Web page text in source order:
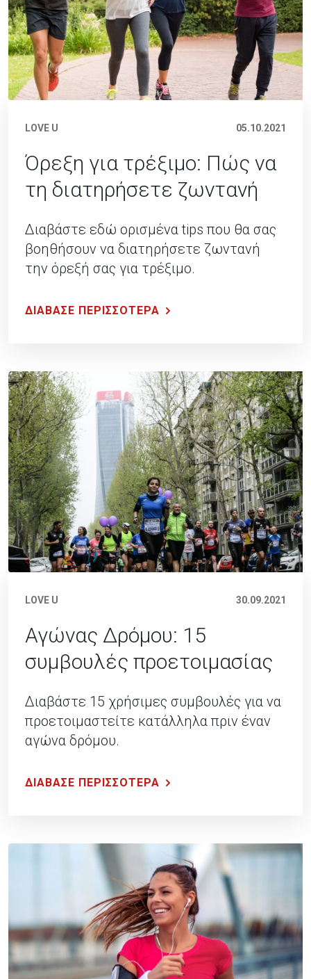
LOVE U 05.10.2021
Όρεξη για τρέξιμο: Πώς να
τη διατηρήσετε ζωντανή
Διαβάστε εδώ ορισμένα tips που θα σας
βοηθήσουν να διατηρήσετε ζωντανή
την όρεξή σας για τρέξιμο.
ΔΙΑΒΑΣΕ ΠΕΡΙΣΣΟΤΕΡΑ
LOVE U 30.09.2021
Αγώνας Δρόμου: 15
συμβουλές προετοιμασίας
Διαβάστε 15 χρήσιμες συμβουλές για να
προετοιμαστείτε κατάλληλα πριν έναν
αγώνα δρόμου.
ΔΙΑΒΑΣΕ ΠΕΡΙΣΣΟΤΕΡΑ